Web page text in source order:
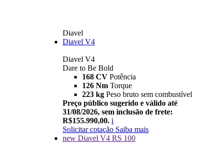
Diavel
Diavel V4
Diavel V4
Dare to Be Bold
168 CV Potência
126 Nm Torque
223 kg Peso bruto sem combustível
Preço público sugerido e válido até
31/08/2026, sem inclusão de frete:
R$155.990,00. i
Solicitar cotação Saiba mais
new Diavel V4 RS 100